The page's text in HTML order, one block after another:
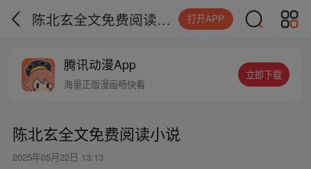
陈北玄全文免费阅读小说 打开APP
腾讯动漫App
海量正版漫画畅快看
立即下载
陈北玄全文免费阅读小说
2025年05月22日 13:13